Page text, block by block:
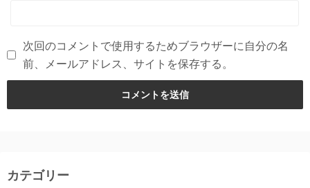
次回のコメントで使用するためブラウザーに自分の名
前、メールアドレス、サイトを保存する。
カテゴリー